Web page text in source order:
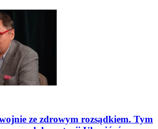
ze zdrowym rozsądkiem. Tym